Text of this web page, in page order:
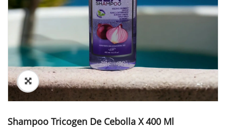
Shampoo Tricogen De Cebolla X 400 Ml